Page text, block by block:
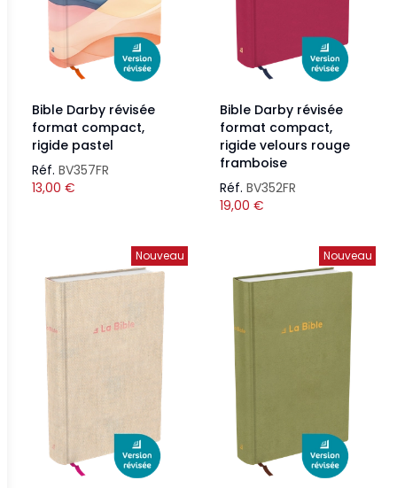
Bible Darby révisée
format compact,
rigide pastel
Réf. BV357FR
13,00 €
Bible Darby révisée
format compact,
rigide velours rouge
framboise
Réf. BV352FR
19,00 €
Nouveau Nouveau